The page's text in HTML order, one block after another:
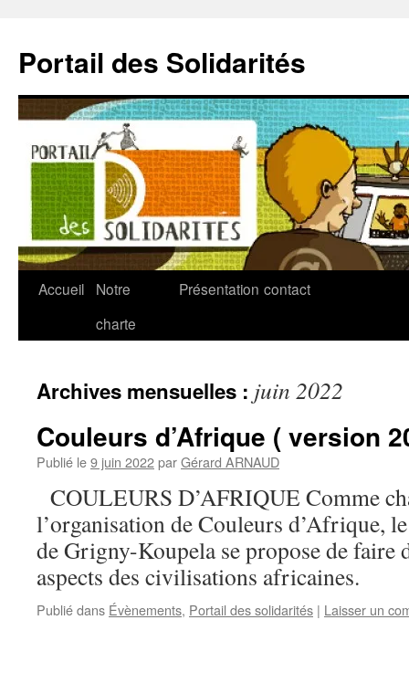
contenu
Portail des Solidarités
Accueil
Notre
charte
Présentation contact
Archives mensuelles : juin 2022
Couleurs d’Afrique ( version
Publié le9 juin 2022parGérard ARNAUD
COULEURS D’AFRIQUE Comme
l’organisation de Couleurs d’Afrique,
de Grigny-Koupela se propose de faire
aspects des civilisations africaines.
Publié dans Évènements, Portail des solidarités | Laisser un